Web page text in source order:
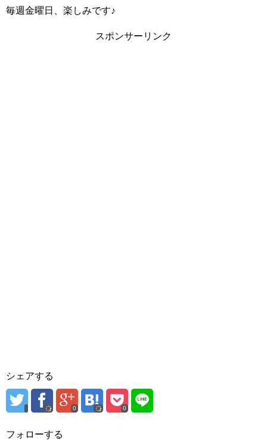
毎週金曜日、楽しみです♪
スポンサーリンク
シェアする
0 0
フォローする